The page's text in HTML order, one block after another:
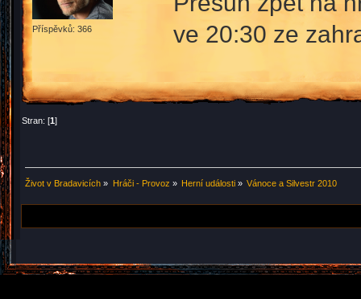
Příspěvků: 366
ve 20:30 ze
Stran: [1]
Život v Bradavicích » Hráči - Provoz » Herní události» Vánoce a Silvestr 2010